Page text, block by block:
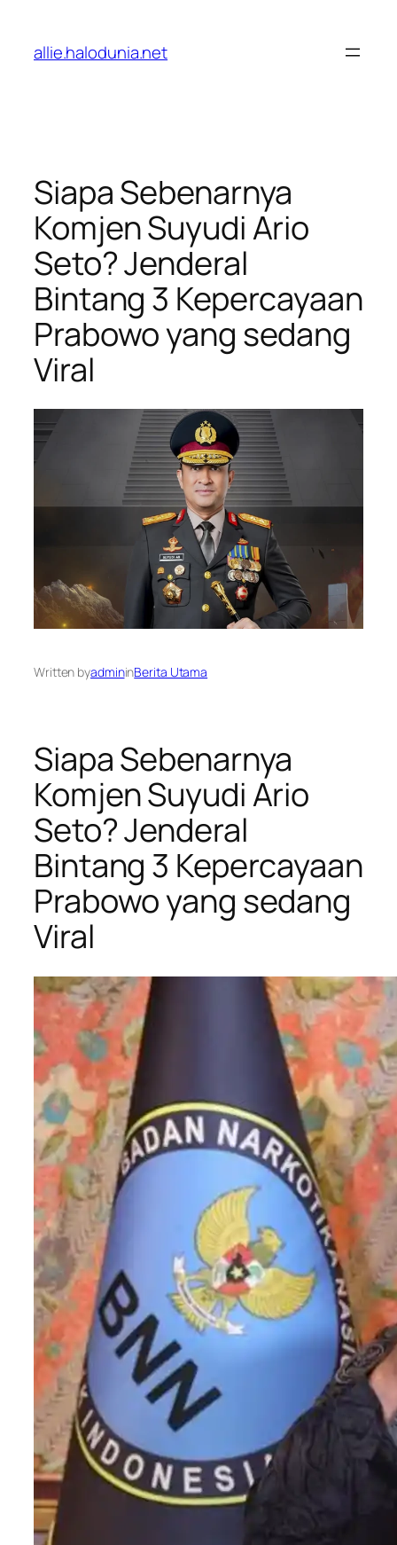
konten
allie.halodunia.net
Siapa Sebenarnya
Komjen Suyudi Ario
Seto? Jenderal
Bintang 3 Kepercayaan
Prabowo yang sedang
Viral
Written byadmininBerita Utama
Siapa Sebenarnya
Komjen Suyudi Ario
Seto? Jenderal
Bintang 3 Kepercayaan
Prabowo yang sedang
Viral